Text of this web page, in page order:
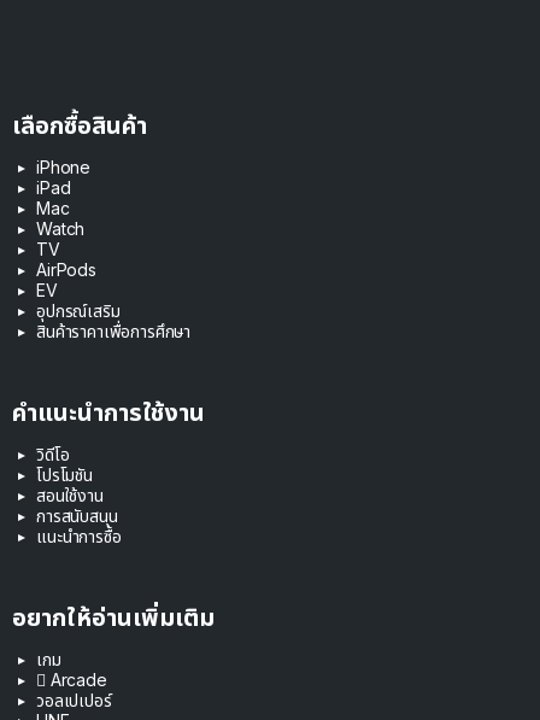
เลือกซื้อสินค้า
iPhone
iPad
Mac
Watch
TV
AirPods
EV
อุปกรณ์เสริม
สินค้าราคาเพื่อการศึกษา
คำแนะนำการใช้งาน
วิดีโอ
โปรโมชัน
สอนใช้งาน
การสนับสนุน
แนะนำการซื้อ
อยากให้อ่านเพิ่มเติม
เกม
 Arcade
วอลเปเปอร์